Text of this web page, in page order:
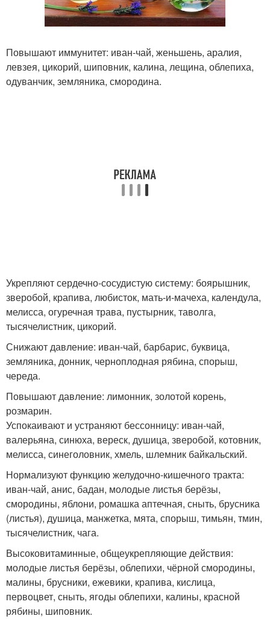
Повышают иммунитет: иван-чай, женьшень, аралия,
левзея, цикорий, шиповник, калина, лещина, облепиха,
одуванчик, земляника, смородина.
Укрепляют сердечно-сосудистую систему: боярышник,
зверобой, крапива, любисток, мать-и-мачеха, календула,
мелисса, огуречная трава, пустырник, таволга,
тысячелистник, цикорий.
Снижают давление: иван-чай, барбарис, буквица,
земляника, донник, черноплодная рябина, спорыш,
череда.
Повышают давление: лимонник, золотой корень,
розмарин.
Успокаивают и устраняют бессонницу: иван-чай,
валерьяна, синюха, вереск, душица, зверобой, котовник,
мелисса, синеголовник, хмель, шлемник байкальский.
Нормализуют функцию желудочно-кишечного тракта:
иван-чай, анис, бадан, молодые листья берёзы,
смородины, яблони, ромашка аптечная, сныть, брусника
(листья), душица, манжетка, мята, спорыш, тимьян, тмин,
тысячелистник, чага.
Высоковитаминные, общеукрепляющие действия:
молодые листья берёзы, облепихи, чёрной смородины,
малины, брусники, ежевики, крапива, кислица,
первоцвет, сныть, ягоды облепихи, калины, красной
рябины, шиповник.